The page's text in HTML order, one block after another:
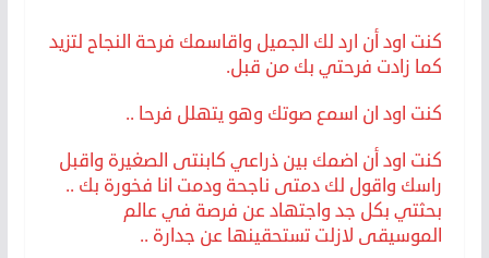
كنت اود أن ارد لك الجميل واقاسمك فرحة النجاح لتزيد
كما زادت فرحتي بك من قبل.
كنت اود ان اسمع صوتك وهو يتهلل فرحا ..
كنت اود أن اضمك بين ذراعي كابنتى الصغيرة واقبل
راسك واقول لك دمتى ناجحة ودمت انا فخورة بك ..
بحثتي بكل جد واجتهاد عن فرصة في عالم
الموسيقى لازلت تستحقينها عن جدارة ..